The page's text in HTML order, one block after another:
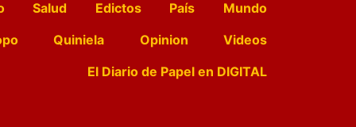
Salud Edictos País
Mundo
Quiniela Opinion
Videos
El Diario de Papel en DIGITAL